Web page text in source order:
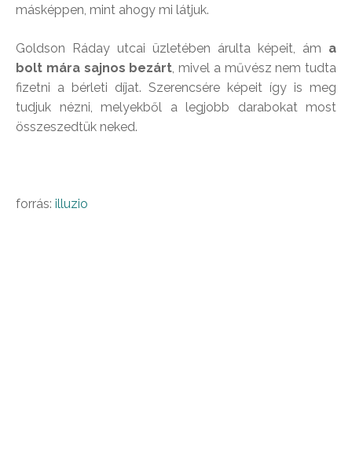
másképpen, mint ahogy mi látjuk.
Goldson Ráday utcai üzletében árulta képeit, ám a
bolt mára sajnos bezárt, mivel a művész nem tudta
fizetni a bérleti díjat. Szerencsére képeit így is meg
tudjuk nézni, melyekből a legjobb darabokat most
összeszedtük neked.
forrás: illuzio